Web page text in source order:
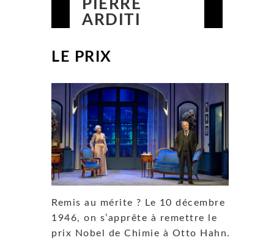
PIERRE
ARDITI
LE PRIX
Remis au mérite ? Le 10 décembre
1946, on s’apprête à remettre le
prix Nobel de Chimie à Otto Hahn.